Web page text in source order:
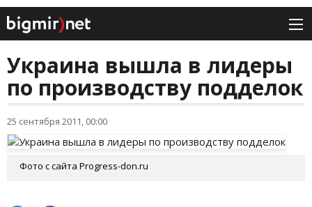
Украина вышла в лидеры
по производству подделок
25 сентября 2011, 00:00
Фото с сайта Рrogress-don.ru